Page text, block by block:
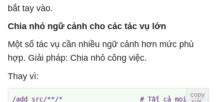
bắt tay vào.
Chia nhỏ ngữ cảnh cho các tác vụ lớn
Một số tác vụ cần nhiều ngữ cảnh hơn mức phù
hợp. Giải pháp: Chia nhỏ công việc.
Thay vì:
/add src/**/*                    # Tất cả mọi thứ -